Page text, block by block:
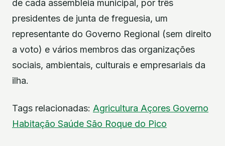
de cada assembleia municipal, por três
presidentes de junta de freguesia, um
representante do Governo Regional (sem direito
a voto) e vários membros das organizações
sociais, ambientais, culturais e empresariais da
ilha.
Tags relacionadas: Agricultura Açores Governo
Habitação Saúde São Roque do Pico